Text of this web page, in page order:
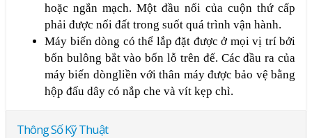
hoặc ngắn mạch. Một đầu nối của cuộn thứ cấp
phải được nối đất trong suốt quá trình vận hành.
Máy biến dòng có thể lắp đặt được ở mọi vị trí bởi
bốn bulông bắt vào bốn lỗ trên đế. Các đầu ra của
máy biến dòngliền với thân máy được bảo vệ bằng
hộp đấu dây có nắp che và vít kẹp chì.
Thông Số Kỹ Thuật